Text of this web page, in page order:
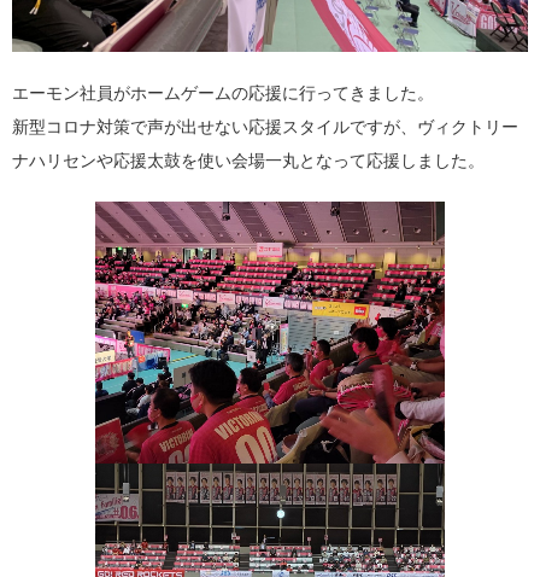
エーモン社員がホームゲームの応援に行ってきました。
新型コロナ対策で声が出せない応援スタイルですが、ヴィクトリー
ナハリセンや応援太鼓を使い会場一丸となって応援しました。